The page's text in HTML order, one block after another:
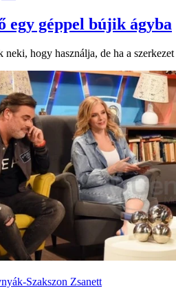
egy géppel bújik ágyba
neki, hogy használja, de ha a
Szakszon Zsanett